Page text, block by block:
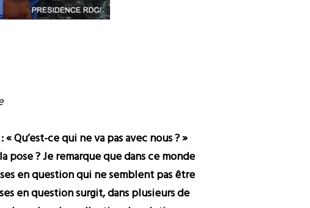
Qu’est-ce qui ne va pas avec nous ? »
? Je remarque que dans ce monde
en question qui ne semblent pas être
en question surgit, dans plusieurs de